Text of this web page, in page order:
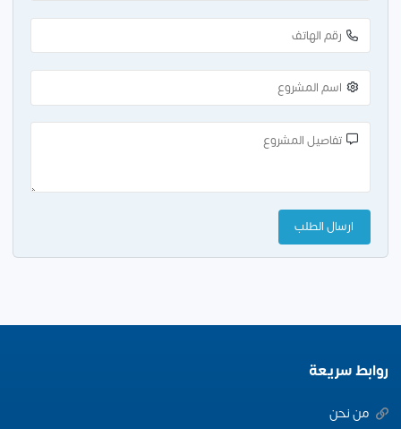
روابط سريعة
من نحن